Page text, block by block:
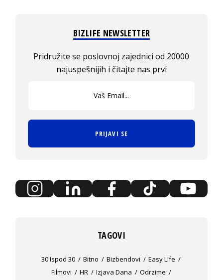
BIZLIFE NEWSLETTER
Pridružite se poslovnoj zajednici od 20000
najuspešnijih i čitajte nas prvi
PRIJAVI SE
TAGOVI
30 Ispod 30 Bitno Bizbendovi
Easy Life
Filmovi
HR Izjava Dana
Odrzime